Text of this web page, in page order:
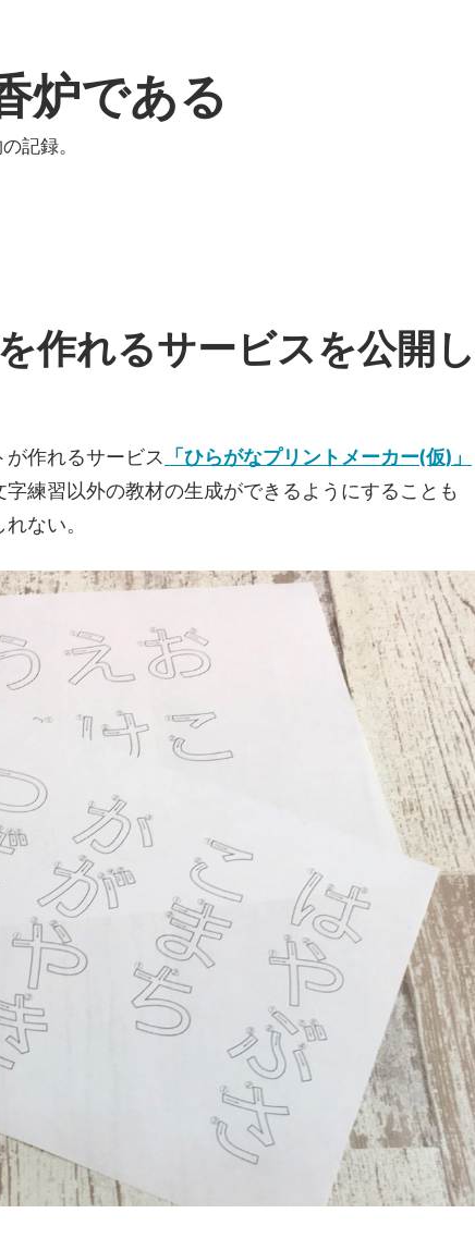
炉である
記録。
作れるサービスを公開し
作れるサービス 「ひらがなプリントメーカー(仮)」
練習以外の教材の生成ができるようにすることも
ない。